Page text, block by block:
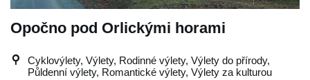
Opočno pod Orlickými horami
Cyklovýlety, Výlety, Rodinné výlety, Výlety do přírody,
Půldenní výlety, Romantické výlety, Výlety za kulturou